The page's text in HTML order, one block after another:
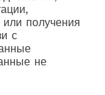
получения
с
не